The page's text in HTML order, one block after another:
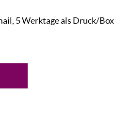
5 Werktage als Druck/Box